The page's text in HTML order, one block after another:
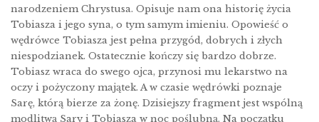
narodzeniem Chrystusa. Opisuje nam ona historię życia
Tobiasza i jego syna, o tym samym imieniu. Opowieść o
wędrówce Tobiasza jest pełna przygód, dobrych i złych
niespodzianek. Ostatecznie kończy się bardzo dobrze.
Tobiasz wraca do swego ojca, przynosi mu lekarstwo na
oczy i pożyczony majątek. A w czasie wędrówki poznaje
Sarę, którą bierze za żonę. Dzisiejszy fragment jest wspólną
modlitwą Sary i Tobiasza w noc poślubną. Na początku